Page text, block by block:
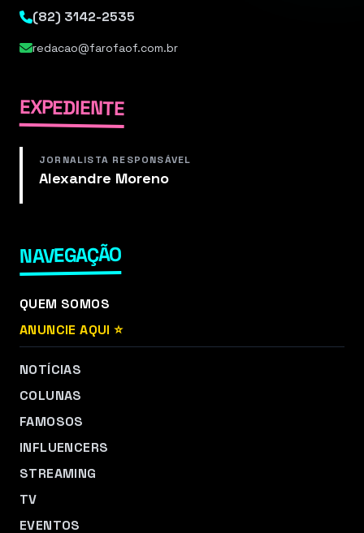
(82) 3142-2535
redacao@farofaof.com.br
EXPEDIENTE
JORNALISTA RESPONSÁVEL
Alexandre Moreno
NAVEGAÇÃO
QUEM SOMOS
ANUNCIE AQUI ⭐
NOTÍCIAS
COLUNAS
FAMOSOS
INFLUENCERS
STREAMING
TV
EVENTOS